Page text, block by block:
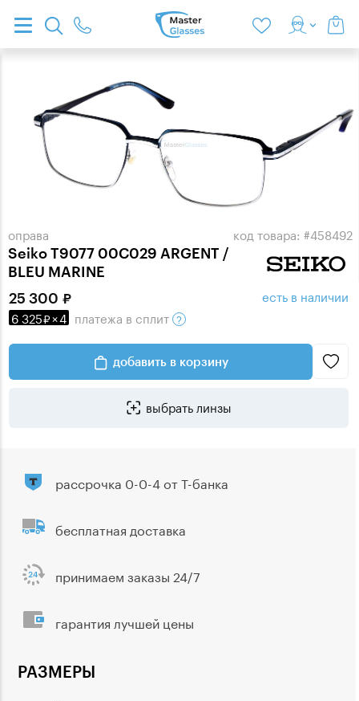
оправа
Seiko T9077 00C029 ARGENT /
BLEU MARINE
код товара: #458492
25 300
6 325 ×4 платежа в сплит
есть в наличии
добавить в корзину
выбрать линзы
РАЗМЕРЫ
рассрочка 0-0-4 от Т-банка
бесплатная доставка
принимаем заказы 24/7
гарантия лучшей цены